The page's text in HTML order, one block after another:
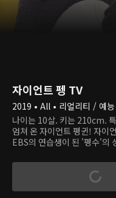
자이언트 펭 TV
2019 • All • 리얼리티 / 예
나이는 10살. 키는 210cm.
엄쳐 온 자이언트 펭귄! 자이
EBS의 연습생이 된 '펭수'의
넘어 한국 최고의 펭귄으로